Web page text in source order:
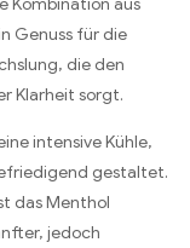
Genuss für die
die den
Klarheit sorgt.
intensive Kühle,
gestaltet.
das Menthol
jedoch